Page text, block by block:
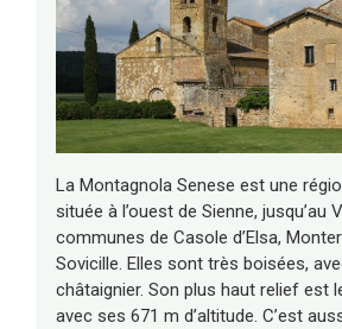
La Montagnola Senese est une
située à l’ouest de Sienne, jusqu’au
communes de Casole d’Elsa,
Sovicille. Elles sont très boisées,
châtaignier. Son plus haut relief est
avec ses 671 m d’altitude. C’est